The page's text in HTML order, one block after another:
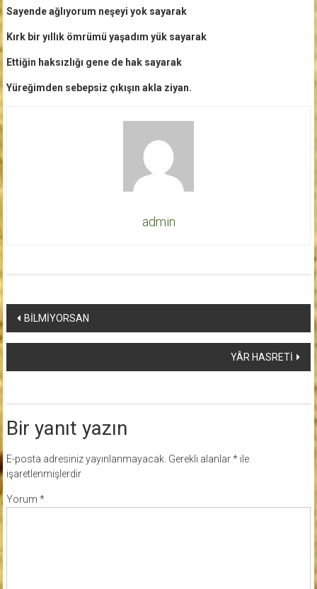
Sayende ağlıyorum neşeyi yok sayarak
Kırk bir yıllık ömrümü yaşadım yük sayarak
Ettiğin haksızlığı gene de hak sayarak
Yüreğimden sebepsiz çıkışın akla ziyan.
admin
Yazı
dolaşımı
BİLMİYORSAN
YÂR HASRETİ
Bir yanıt yazın
E-posta adresiniz yayınlanmayacak. Gerekli alanlar*ile
işaretlenmişlerdir
Yorum *